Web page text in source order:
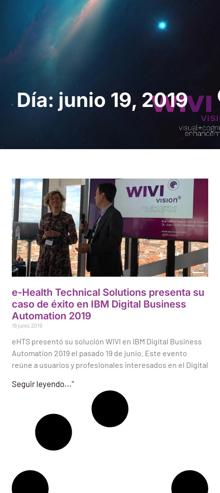
Solicita una demo
Día: junio 19, 2019
e-Health Technical Solutions presenta su
caso de éxito en IBM Digital Business
Automation 2019
19 junio 2019
eHTS presentó su solución WIVI en IBM Digital Business
Automation 2019 el pasado 19 de junio. Este evento
reúne a usuarios y profesionales interesados en el Digital
Seguir leyendo..."